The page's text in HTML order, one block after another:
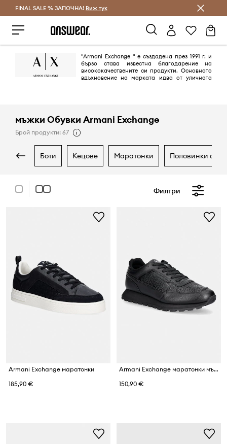
Спестявай с Answear Club
FINAL SALE % ЗАПОЧНА! Виж тук
"Armani Exchange " е създадена през 1991 г. и
бързо става известна благодарение на
висококачествените си продукти. Основното
вдъхновение на марката идва от уличната
мъжки Обувки Armani Exchange
Брой продукти: 67
боти кецове маратонки половинки
Филтри
Armani Exchange маратонки
185,90 €
Armani Exchange маратонки мъжки
150,90 €